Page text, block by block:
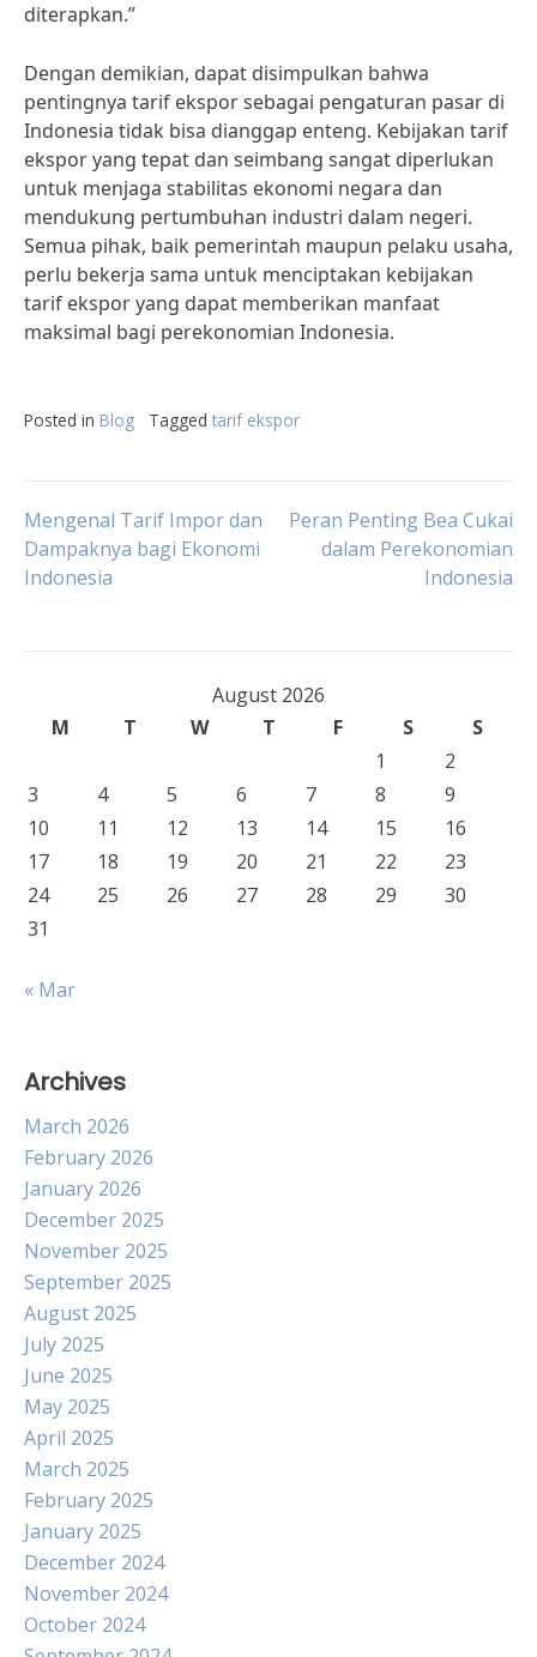
diterapkan.”
Dengan demikian, dapat disimpulkan bahwa
pentingnya tarif ekspor sebagai pengaturan pasar di
Indonesia tidak bisa dianggap enteng. Kebijakan tarif
ekspor yang tepat dan seimbang sangat diperlukan
untuk menjaga stabilitas ekonomi negara dan
mendukung pertumbuhan industri dalam negeri.
Semua pihak, baik pemerintah maupun pelaku usaha,
perlu bekerja sama untuk menciptakan kebijakan
tarif ekspor yang dapat memberikan manfaat
maksimal bagi perekonomian Indonesia.
Posted in Blog Tagged tarif ekspor
Post
navigation
Mengenal Tarif Impor dan
Dampaknya bagi Ekonomi
Indonesia
Peran Penting Bea Cukai
dalam Perekonomian
Indonesia
August 2026
M
T W T F S
S
1
2
3
4 5 6 7 8
9
10
11 12 13 14 15
16
17
18 19 20 21 22
23
24
25 26 27 28 29
30
31
« Mar
Archives
March 2026
February 2026
January 2026
December 2025
November 2025
September 2025
August 2025
July 2025
June 2025
May 2025
April 2025
March 2025
February 2025
January 2025
December 2024
November 2024
October 2024